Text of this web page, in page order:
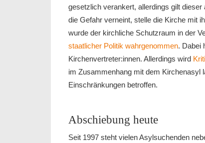
gesetzlich verankert, allerdings gilt
die Gefahr verneint, stelle die Kirche mit
wurde der kirchliche Schutzraum in der
staatlicher Politik wahrgenommen. Dabei
Kirchenvertreter:innen. Allerdings wird
im Zusammenhang mit dem Kirchenasyl
Einschränkungen betroffen.
Abschiebung heute
Seit 1997 steht vielen Asylsuchenden